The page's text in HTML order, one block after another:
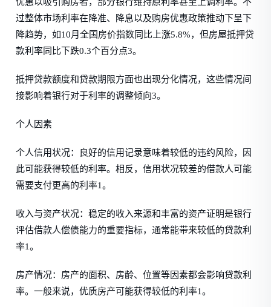
过整体市场利率在降准、降息以及购房优惠政策推动下呈下
降趋势，如10月全国房价指数同比上涨5.8%，但房屋抵押贷
款利率同比下跌0.3个百分点3。
抵押贷款额度和贷款期限方面也出现分化情况，这些情况间
接影响着银行对于利率的调整倾向3。
个人因素
个人信用状况：良好的信用记录意味着较低的违约风险，因
此可能获得较低的利率。相反，信用状况较差的借款人可能
需要支付更高的利率1。
收入与资产状况：稳定的收入来源和丰富的资产证明是银行
评估借款人偿债能力的重要指标，通常能带来较低的贷款利
率1。
房产情况：房产的面积、房龄、位置等因素都会影响贷款利
率。一般来说，优质房产可能获得较低的利率1。